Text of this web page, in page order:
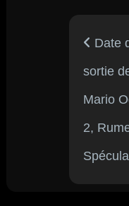
Date
sortie
Mario
2,